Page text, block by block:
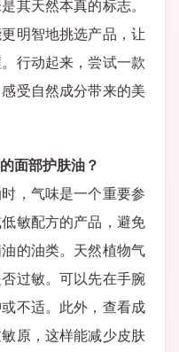
其天然本真的标志。
明智地挑选产品，让
行动起来，尝试一款
受自然成分带来的美
面部护肤油？
，气味是一个重要参
敏配方的产品，避免
的油类。天然植物气
过敏。可以先在手腕
不适。此外，查看成
原，这样能减少皮肤